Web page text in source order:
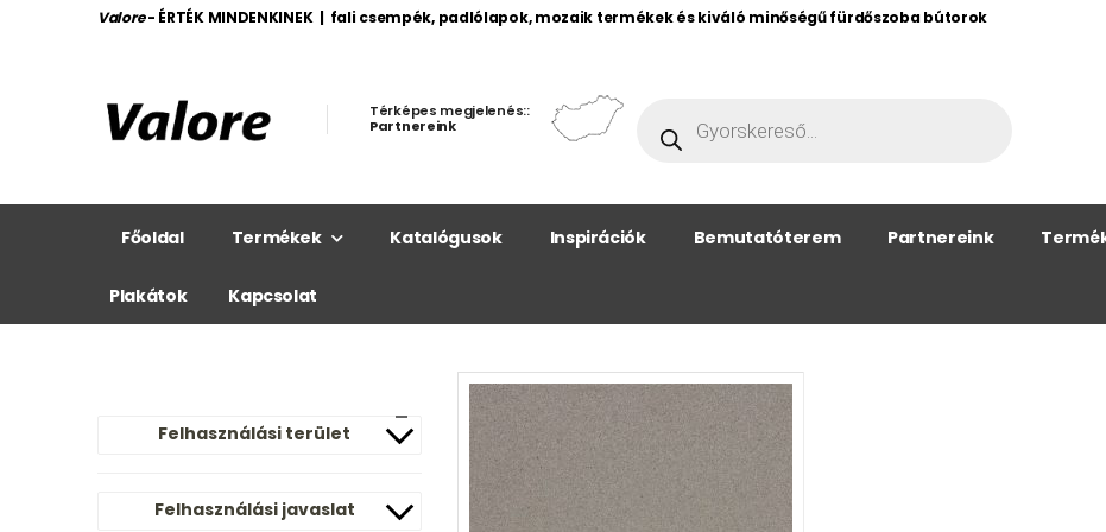
Valore - ÉRTÉK MINDENKINEK | fali csempék, padlólapok, mozaik termékek és kiváló minőségű fürdőszoba bútorok
Térképes megjelenés::
Partnereink
Főoldal Termékek Katalógusok Inspirációk Bemutatóterem Partnereink
Plakátok Kapcsolat
Felhasználási terület
Felhasználási javaslat